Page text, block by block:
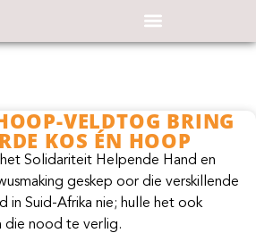
VELDTOG BRING
KOS ÉN HOOP
Solidariteit Helpende Hand en
geskep oor die verskillende
in Suid-Afrika nie; hulle het ook
die nood te verlig.